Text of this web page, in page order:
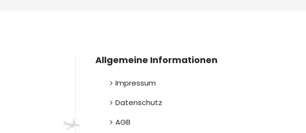
Allgemeine Informationen
Impressum
Datenschutz
AGB